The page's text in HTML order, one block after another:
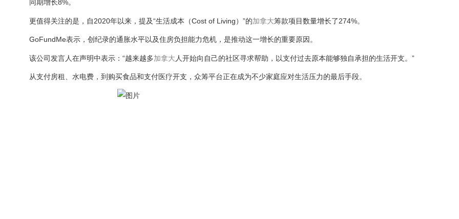
同期增长8%。
更值得关注的是，自2020年以来，提及“生活成本（Cost of Living）”的加拿大筹款项目数量增长了274%。
GoFundMe表示，创纪录的通胀水平以及住房负担能力危机，是推动这一增长的重要原因。
该公司发言人在声明中表示：“越来越多加拿大 人开始向自己的社区寻求帮助，以支付过去原本能够独自承担的生活开支。”
从支付房租、水电费，到购买食品和支付医疗开支，众筹平台正在成为不少家庭应对生活压力的最后手段。